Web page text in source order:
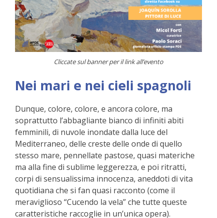
Cliccate sul banner per il link all’evento
Nei mari e nei cieli spagnoli
Dunque, colore, colore, e ancora colore, ma
soprattutto l’abbagliante bianco di infiniti abiti
femminili, di nuvole inondate dalla luce del
Mediterraneo, delle creste delle onde di quello
stesso mare, pennellate pastose, quasi materiche
ma alla fine di sublime leggerezza, e poi ritratti,
corpi di sensualissima innocenza, aneddoti di vita
quotidiana che si fan quasi racconto (come il
meraviglioso “Cucendo la vela” che tutte queste
caratteristiche raccoglie in un’unica opera).